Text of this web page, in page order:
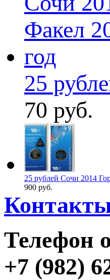
25
70 руб.
25 рублей Сочи 2014
900 руб.
Телефон
+7 (982)